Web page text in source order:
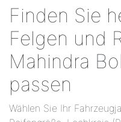
Finden Sie
Felgen und
Mahindra
passen
Wählen Sie Ihr